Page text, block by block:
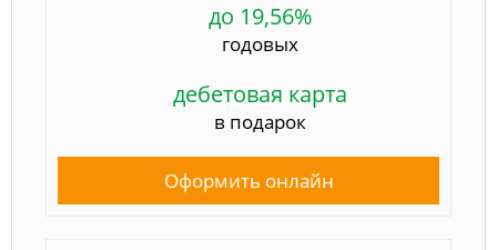
до 19,56%
годовых
дебетовая карта
в подарок
Оформить онлайн